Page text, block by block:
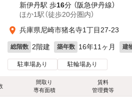
新伊丹駅 歩16分 （阪急伊丹線）
ほか1駅（徒歩20分圏内）
兵庫県尼崎市猪名寺1丁目27-23
総階数 2階建 築年数 16年11ヶ月 建
駐車場あり 駐輪場あり
間取り
専有面積
賃料
管理費等